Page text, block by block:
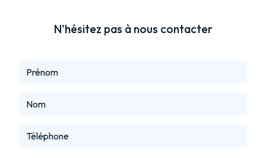
N'hésitez pas à nous contacter